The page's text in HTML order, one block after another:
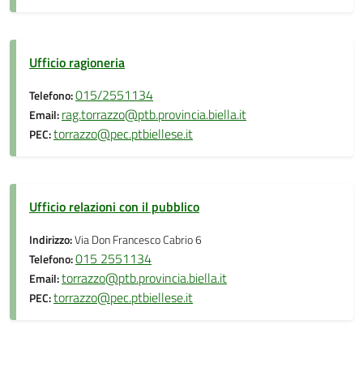
Ufficio ragioneria
Telefono:015/2551134
Email:rag.torrazzo@ptb.provincia.biella.it
PEC:torrazzo@pec.ptbiellese.it
Ufficio relazioni con il pubblico
Indirizzo:Via Don Francesco Cabrio 6
Telefono:015 2551134
Email:torrazzo@ptb.provincia.biella.it
PEC:torrazzo@pec.ptbiellese.it